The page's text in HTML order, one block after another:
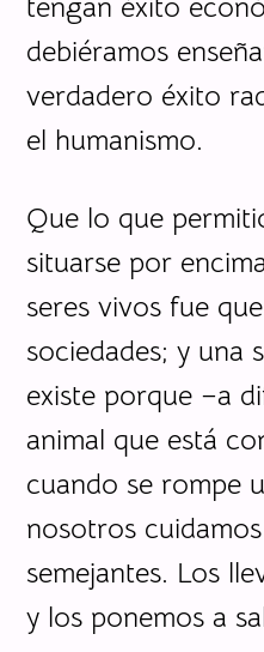
debiéramos
verdadero éxito
el humanismo.
Que lo que
situarse por
seres vivos fue
sociedades; y una
existe porque –a
animal que está
cuando se rompe
nosotros
semejantes. Los
y los ponemos a